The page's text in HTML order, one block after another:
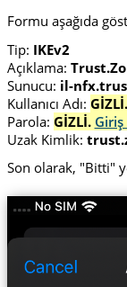
Formu aşağıda
Tip: IKEv2
Açıklama:
Sunucu: il-
Kullanıcı Adı: GİZLİ.
Parola: GİZLİ.
Uzak Kimlik:
Son olarak, "Bitti"